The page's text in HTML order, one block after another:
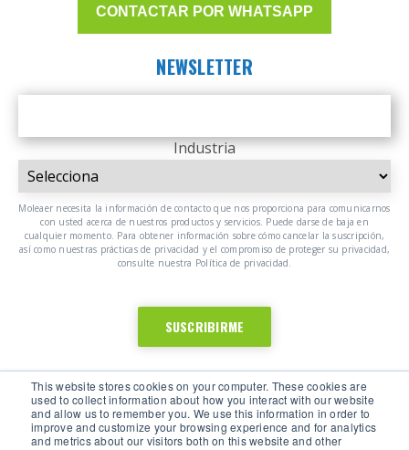
This website stores cookies on your computer. These cookies are
used to collect information about how you interact with our website
and allow us to remember you. We use this information in order to
improve and customize your browsing experience and for analytics
and metrics about our visitors both on this website and other
CONTACTAR POR WHATSAPP
NEWSLETTER
Industria
Moleaer necesita la información de contacto que nos proporciona para comunicarnos
con usted acerca de nuestros productos y servicios. Puede darse de baja en
cualquier momento. Para obtener información sobre cómo cancelar la suscripción,
así como nuestras prácticas de privacidad y el compromiso de proteger su privacidad,
consulte nuestra Política de privacidad.